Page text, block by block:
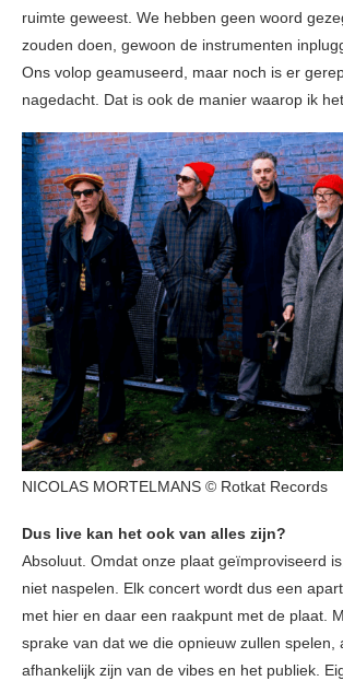
ruimte geweest. We hebben geen woord
zouden doen, gewoon de instrumenten
Ons volop geamuseerd, maar noch is er
nagedacht. Dat is ook de manier waarop ik
NICOLAS MORTELMANS © Rotkat Records
Dus live kan het ook van alles zijn?
Absoluut. Omdat onze plaat geïmproviseerd
niet naspelen. Elk concert wordt dus een
met hier en daar een raakpunt met de plaat.
sprake van dat we die opnieuw zullen spelen,
afhankelijk zijn van de vibes en het publiek.